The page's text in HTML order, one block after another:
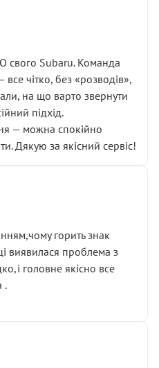
свого Subaru. Команда
чітко, без «розводів»,
на що варто звернути
підхід.
— можна спокійно
Дякую за якісний сервіс!
горить знак
виявилася проблема з
головне якісно все
.